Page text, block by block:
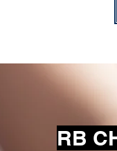
RB